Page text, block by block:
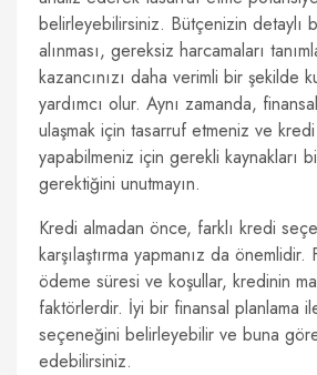
belirleyebilirsiniz. Bütçenizin detaylı
alınması, gereksiz harcamaları
kazancınızı daha verimli bir şekilde
yardımcı olur. Aynı zamanda,
ulaşmak için tasarruf etmeniz ve
yapabilmeniz için gerekli kaynakları
gerektiğini unutmayın.
Kredi almadan önce, farklı kredi
karşılaştırma yapmanız da
ödeme süresi ve koşullar, kredinin
faktörlerdir. İyi bir finansal planlama
seçeneğini belirleyebilir ve buna
edebilirsiniz.